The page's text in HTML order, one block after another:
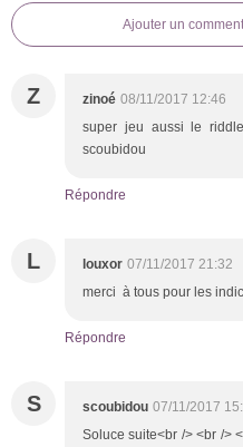
Ajouter un
Z zinoé 08/11/2017 12:46
super jeu aussi le
scoubidou
Répondre
L louxor 07/11/2017 21:32
merci à tous pour les
Répondre
S scoubidou 07/11/2017
Soluce suite<br /> <br />